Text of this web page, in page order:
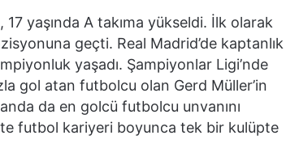
yaşında A takıma yükseldi. İlk olarak
geçti. Real Madrid’de kaptanlık
yaşadı. Şampiyonlar Ligi’nde
gol atan futbolcu olan Gerd Müller’in
da en golcü futbolcu unvanını
futbol kariyeri boyunca tek bir kulüpte